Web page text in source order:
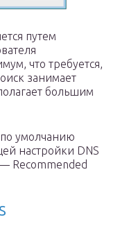
путем
что требуется,
занимает
большим
умолчанию
настройки DNS
Recommended